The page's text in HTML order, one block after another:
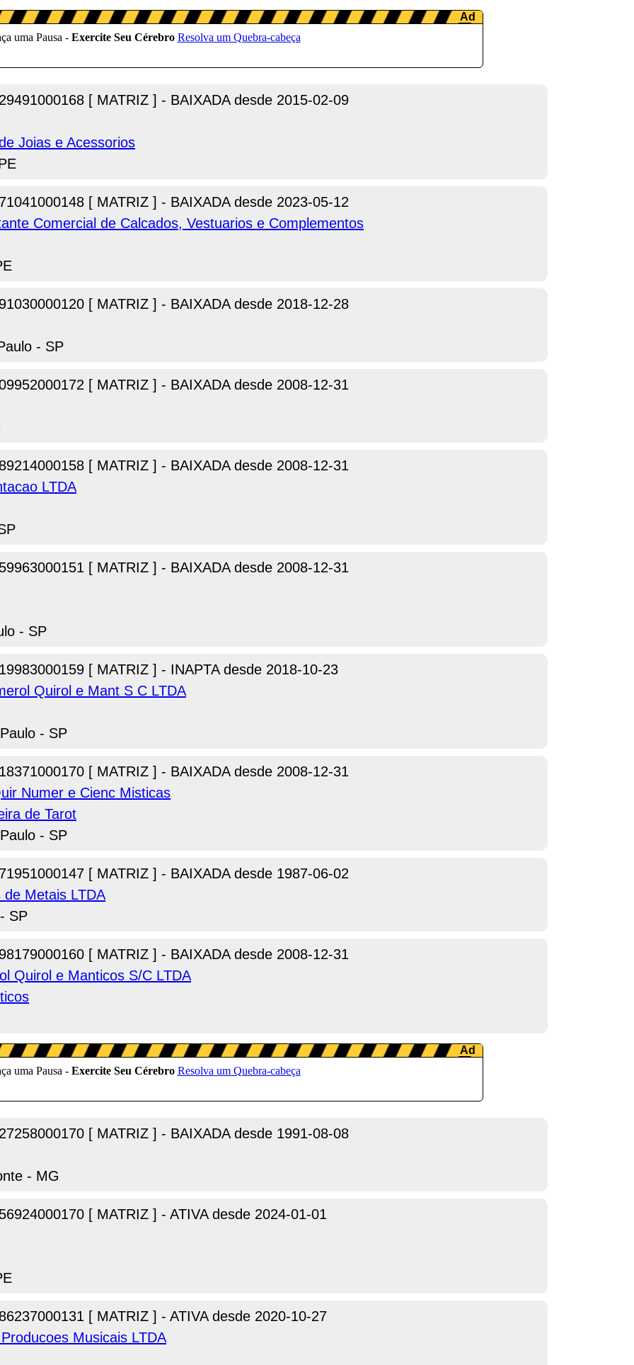
[ MATRIZ ] - BAIXADA desde 2015-02-09
Joias e Acessorios
[ MATRIZ ] - BAIXADA desde 2023-05-12
Comercial de Calcados, Vestuarios e Complementos
[ MATRIZ ] - BAIXADA desde 2018-12-28
- SP
[ MATRIZ ] - BAIXADA desde 2008-12-31
[ MATRIZ ] - BAIXADA desde 2008-12-31
LTDA
[ MATRIZ ] - BAIXADA desde 2008-12-31
- SP
[ MATRIZ ] - INAPTA desde 2018-10-23
Quirol e Mant S C LTDA
- SP
[ MATRIZ ] - BAIXADA desde 2008-12-31
Numer e Cienc Misticas
de Tarot
- SP
[ MATRIZ ] - BAIXADA desde 1987-06-02
Metais LTDA
SP
[ MATRIZ ] - BAIXADA desde 2008-12-31
Quirol e Manticos S/C LTDA
[ MATRIZ ] - BAIXADA desde 1991-08-08
- MG
[ MATRIZ ] - ATIVA desde 2024-01-01
[ MATRIZ ] - ATIVA desde 2020-10-27
Musicais LTDA